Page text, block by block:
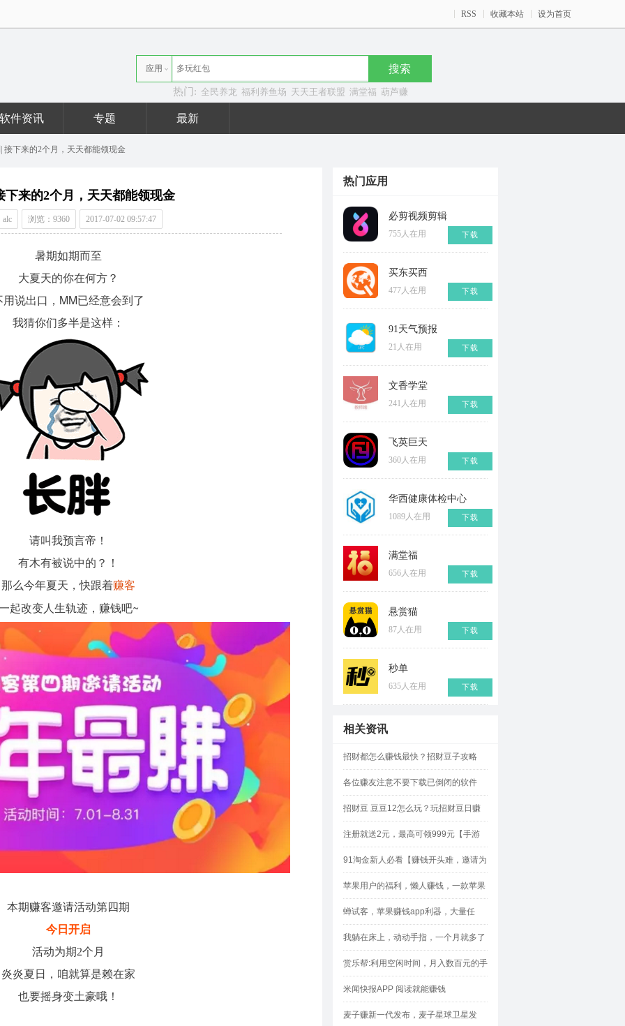
RSS 收藏本站 设为首页
应用
热门: 全民养龙 福利养鱼场 天天王者联盟 满堂福 葫芦赚
软件资讯 专题 最新
接下来的2个月，天天都能领现金
下来的2个月，天天都能领现金
浏览：9360 2017-07-02 09:57:47
暑期如期而至
大夏天的你在何方？
用说出口，MM已经意会到了
我猜你们多半是这样：
请叫我预言帝！
有木有被说中的？！
那么今年夏天，快跟着赚客
起改变人生轨迹，赚钱吧~
本期赚客邀请活动第四期
今日开启
活动为期2个月
炎炎夏日，咱就算是赖在家
也要摇身变土豪哦！
热门应用
必剪视频剪辑
下载
755人在用
买东买西
下载
477人在用
91天气预报
下载
21人在用
文香学堂
下载
241人在用
飞英巨天
下载
360人在用
华西健康体检中心
下载
1089人在用
满堂福
下载
656人在用
悬赏猫
下载
87人在用
秒单
下载
635人在用
相关资讯
招财都怎么赚钱最快？招财豆子攻略
各位赚友注意不要下载已倒闭的软件
招财豆 豆豆12怎么玩？玩招财豆日赚
注册就送2元，最高可领999元【手游
91淘金新人必看【赚钱开头难，邀请为
苹果用户的福利，懒人赚钱，一款苹果
蝉试客，苹果赚钱app利器，大量任
我躺在床上，动动手指，一个月就多了
赏乐帮:利用空闲时间，月入数百元的手
米闻快报APP 阅读就能赚钱
麦子赚新一代发布，麦子星球卫星发